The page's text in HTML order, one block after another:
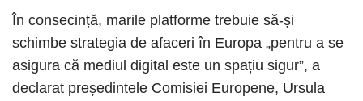
În consecință, marile platforme trebuie să-și
schimbe strategia de afaceri în Europa „pentru a se
asigura că mediul digital este un spațiu sigur”, a
declarat președintele Comisiei Europene, Ursula